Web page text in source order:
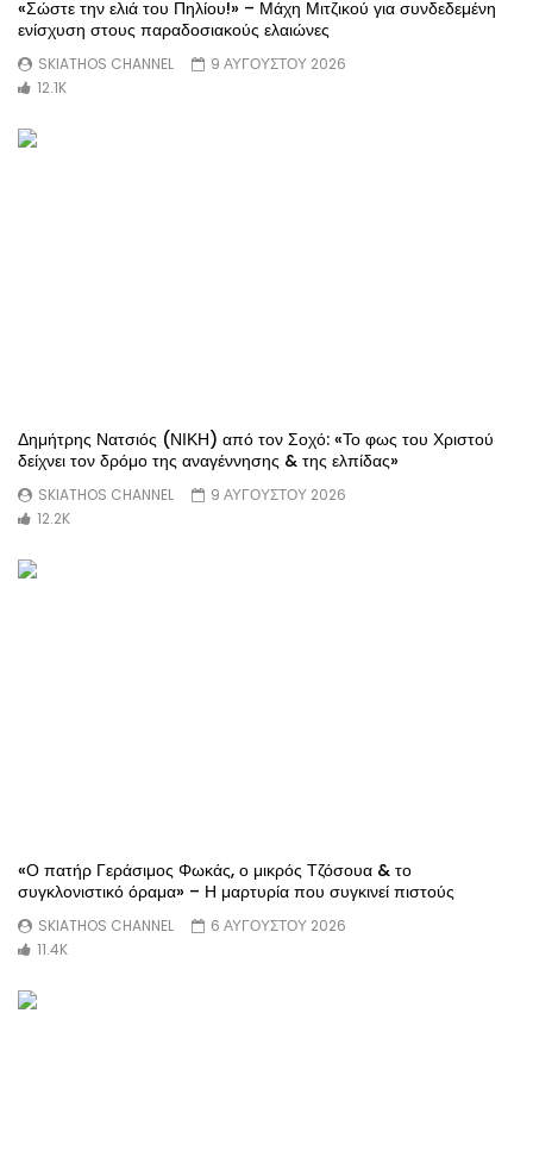
«Σώστε την ελιά του Πηλίου!» – Μάχη Μιτζικού για συνδεδεμένη
ενίσχυση στους παραδοσιακούς ελαιώνες
SKIATHOS CHANNEL
9 ΑΥΓΟΥΣΤΟΥ 2026
12.1K
Δημήτρης Νατσιός (ΝΙΚΗ) από τον Σοχό: «Το φως του Χριστού
δείχνει τον δρόμο της αναγέννησης & της ελπίδας»
SKIATHOS CHANNEL
9 ΑΥΓΟΥΣΤΟΥ 2026
12.2K
«Ο πατήρ Γεράσιμος Φωκάς, ο μικρός Τζόσουα & το
συγκλονιστικό όραμα» – Η μαρτυρία που συγκινεί πιστούς
SKIATHOS CHANNEL
6 ΑΥΓΟΥΣΤΟΥ 2026
11.4K